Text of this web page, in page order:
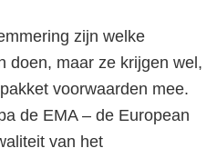
zijn welke
doen, maar ze krijgen wel,
voorwaarden mee.
de EMA – de European
van het